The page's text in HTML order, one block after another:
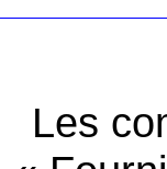
Les